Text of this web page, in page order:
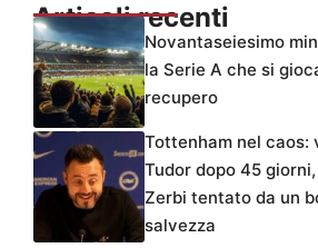
Articoli recenti
Novantaseiesimo
la Serie A che si
recupero
Tottenham nel caos:
Tudor dopo 45 giorni,
Zerbi tentato da un
salvezza